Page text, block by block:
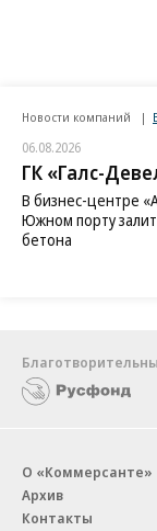
Новости компаний
06.08.2026
ГК «Галс-
В бизнес-центре
Южном порту
бетона
О «Коммерсанте»
Архив
Контакты